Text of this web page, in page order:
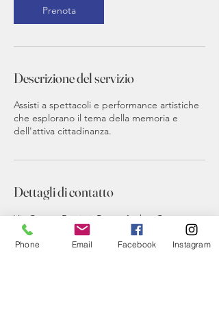
Prenota
Descrizione del servizio
Assisti a spettacoli e performance artistiche
che esplorano il tema della memoria e
dell'attiva cittadinanza.
Dettagli di contatto
Via Cesare Battisti, Ponte Arche, Comano
Terme Autonomous Province of Trento, Italy
(+39) 3486406401
Phone Email Facebook Instagram